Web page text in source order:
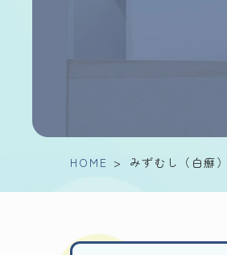
HOME > みずむし（白癬）